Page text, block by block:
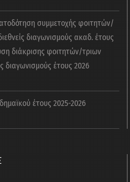
συμμετοχής φοιτητών/
διαγωνισμούς ακαδ. έτους
διάκρισης φοιτητών/τριων
διαγωνισμούς έτους 2026
έτους 2025-2026